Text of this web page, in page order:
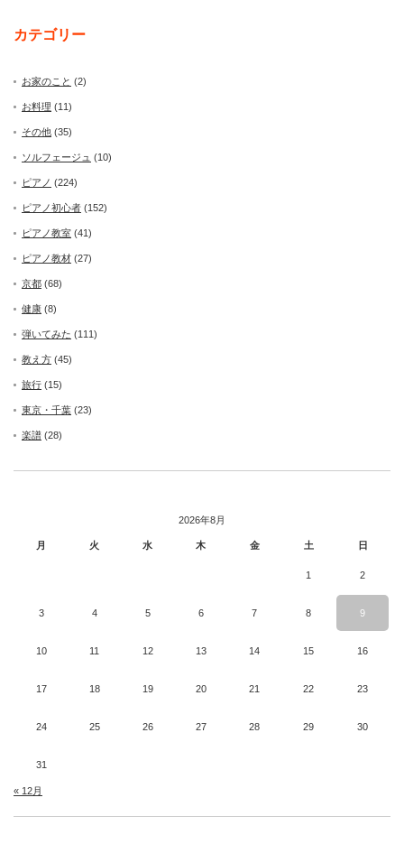
カテゴリー
お家のこと (2)
お料理 (11)
その他 (35)
ソルフェージュ (10)
ピアノ (224)
ピアノ初心者 (152)
ピアノ教室 (41)
ピアノ教材 (27)
京都 (68)
健康 (8)
弾いてみた (111)
教え方 (45)
旅行 (15)
東京・千葉 (23)
楽譜 (28)
2026年8月
月 火 水 木 金 土 日
1 2
3 4 5 6 7 8 9
10 11 12 13 14 15 16
17 18 19 20 21 22 23
24 25 26 27 28 29 30
31
« 12月